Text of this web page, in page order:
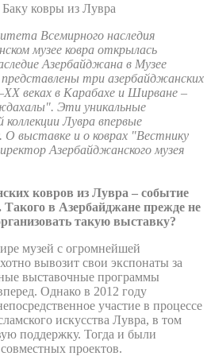
ковры из Лувра
Всемирного наследия
музее ковра открылась
Азербайджана в Музее
три азербайджанских
веках в Карабахе и Ширване –
Эти уникальные
Лувра впервые
выставке и о коврах "Вестнику
Азербайджанского музея
ковров из Лувра – событие
Такого в Азербайджане прежде не
такую выставку?
музей с огромнейшей
вывозит свои экспонаты за
выставочные программы
Однако в 2012 году
участие в процессе
искусства Лувра, в том
поддержку. Тогда и были
проектов.